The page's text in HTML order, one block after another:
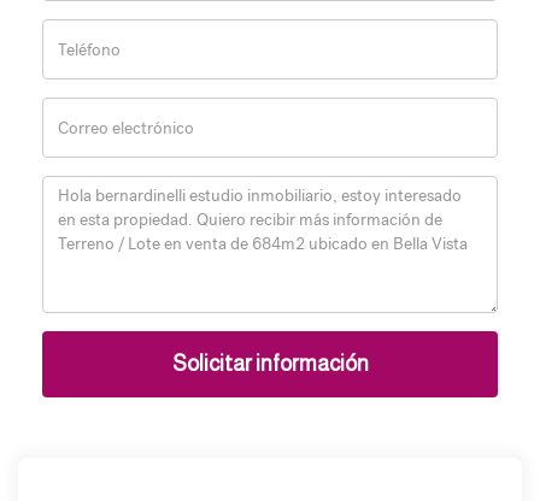
Solicitar información